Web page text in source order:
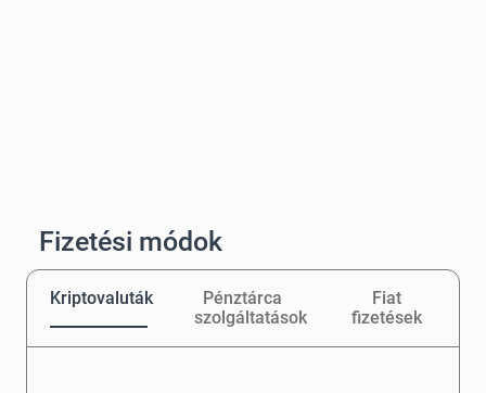
Fizetési módok
Kriptovaluták
Pénztárca
szolgáltatások
Fiat
fizetések